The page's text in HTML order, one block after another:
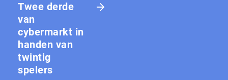
Twee derde
van
cybermarkt in
handen van
twintig
spelers